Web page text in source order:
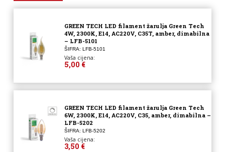
GREEN TECH LED filament žarulja Green Tech
4W, 2300K, E14, AC220V, C35T, amber, dimabilna
– LFB-5101
ŠIFRA: LFB-5101
Vaša cijena:
5,00 €
GREEN TECH LED filament žarulja Green Tech
6W, 2300K, E14, AC220V, C35, amber, dimabilna –
LFB-5202
ŠIFRA: LFB-5202
Vaša cijena:
3,50 €